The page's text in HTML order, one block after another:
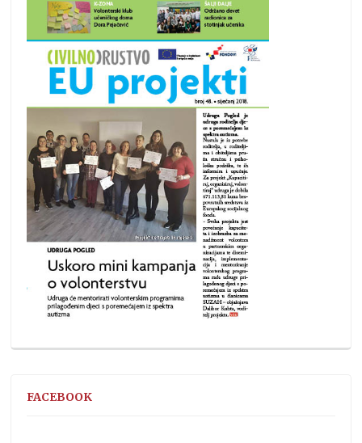
FACEBOOK